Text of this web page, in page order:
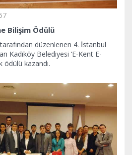
Bilişim Ödülü
düzenlenen 4. İstanbul
Kadıköy Belediyesi ‘E-Kent E-
ödülü kazandı.